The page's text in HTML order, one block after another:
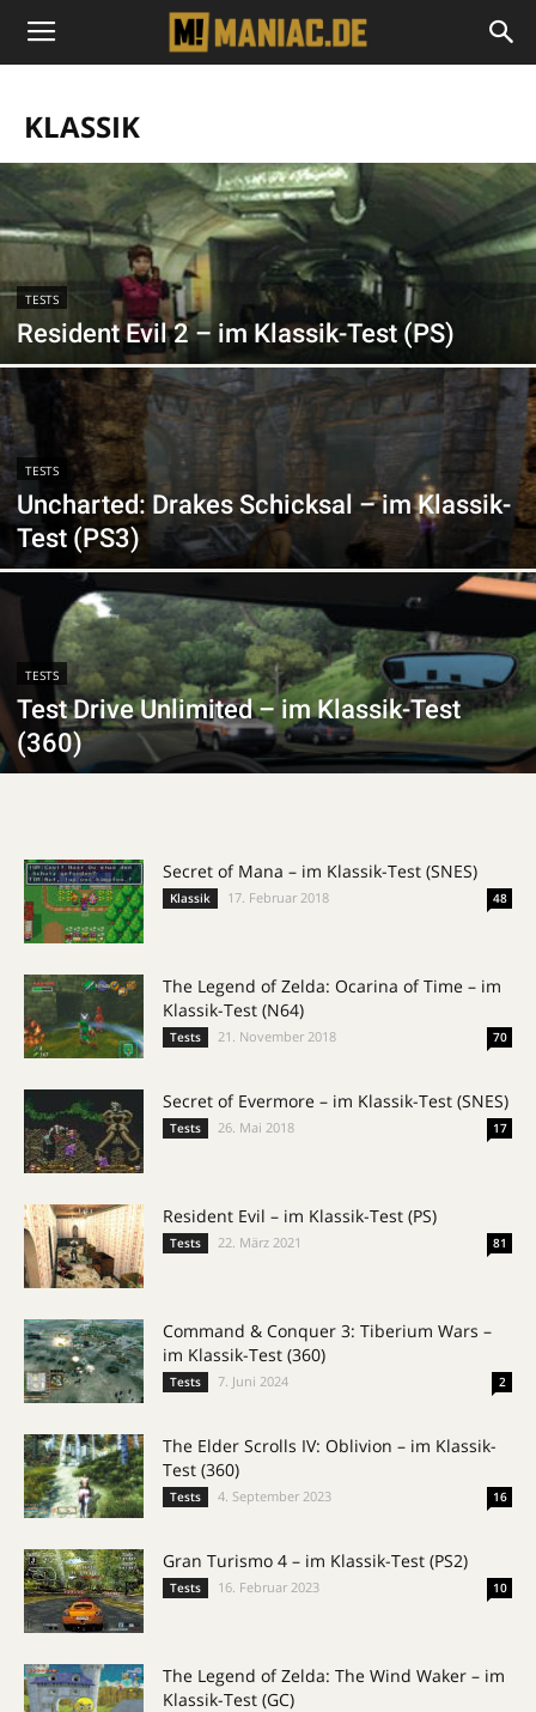
KLASSIK
TESTS
Resident Evil 2 – im Klassik-Test (PS)
TESTS
Uncharted: Drakes Schicksal – im Klassik-
Test (PS3)
TESTS
Test Drive Unlimited – im Klassik-Test
(360)
Secret of Mana – im Klassik-Test (SNES)
Klassik 17. Februar 2018 48
The Legend of Zelda: Ocarina of Time – im
Klassik-Test (N64)
Tests 21. November 2018 70
Secret of Evermore – im Klassik-Test (SNES)
Tests 26. Mai 2018 17
Resident Evil – im Klassik-Test (PS)
Tests 22. März 2021 81
Command & Conquer 3: Tiberium Wars –
im Klassik-Test (360)
Tests 7. Juni 2024 2
The Elder Scrolls IV: Oblivion – im Klassik-
Test (360)
Tests 4. September 2023 16
Gran Turismo 4 – im Klassik-Test (PS2)
Tests 16. Februar 2023 10
The Legend of Zelda: The Wind Waker – im
Klassik-Test (GC)